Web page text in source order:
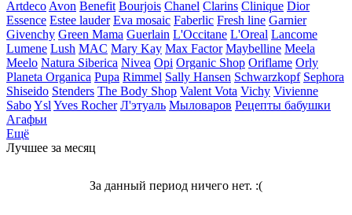
Artdeco Avon Benefit Bourjois Chanel Clarins Clinique Dior
Essence Estee lauder Eva mosaic Faberlic Fresh line Garnier
Givenchy Green Mama Guerlain L'Occitane L'Oreal Lancome
Lumene Lush MAC Mary Kay Max Factor Maybelline Meela
Meelo Natura Siberica Nivea Opi Organic Shop Oriflame Orly
Planeta Organica Pupa Rimmel Sally Hansen Schwarzkopf Sephora
Shiseido Stenders The Body Shop Valent Vota Vichy Vivienne
SaboYsl Yves Rocher Л'этуаль Мыловаров Рецепты бабушки
Агафьи
Ещё
Лучшее за месяц
За данный период ничего нет. :(